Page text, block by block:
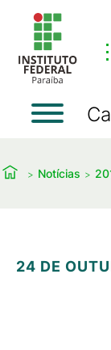
⋮
Notícias
24 DE